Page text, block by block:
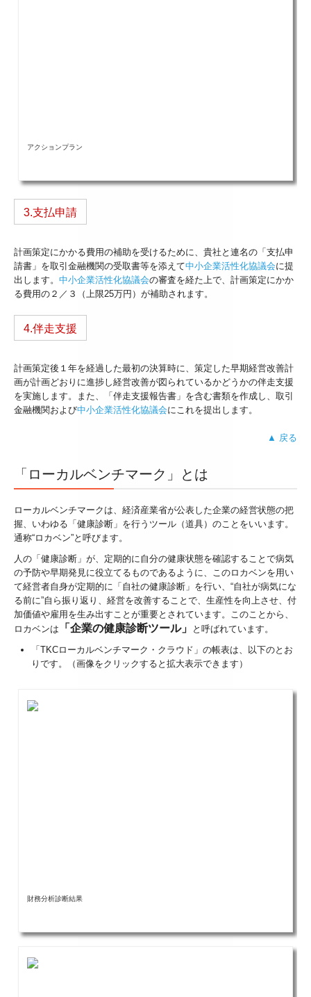
アクションプラン
3.支払申請
計画策定にかかる費用の補助を受けるために、貴社と連名の「支払申
請書」を取引金融機関の受取書等を添えて中小企業活性化協議会に提
出します。 中小企業活性化協議会の審査を経た上で、計画策定にかか
る費用の２／３（上限25万円）が補助されます。
4.伴走支援
計画策定後１年を経過した最初の決算時に、策定した早期経営改善計
画が計画どおりに進捗し経営改善が図られているかどうかの伴走支援
を実施します。また、「伴走支援報告書」を含む書類を作成し、取引
金融機関および中小企業活性化協議会にこれを提出します。
▲ 戻る
「ローカルベンチマーク」とは
ローカルベンチマークは、経済産業省が公表した企業の経営状態の把
握、いわゆる「健康診断」を行うツール（道具）のことをいいます。
通称“ロカベン”と呼びます。
人の「健康診断」が、定期的に自分の健康状態を確認することで病気
の予防や早期発見に役立てるものであるように、このロカベンを用い
て経営者自身が定期的に「自社の健康診断」を行い、“自社が病気にな
る前に”自ら振り返り、経営を改善することで、生産性を向上させ、付
加価値や雇用を生み出すことが重要とされています。このことから、
ロカベンは
「企業の健康診断ツール」
と呼ばれています。
「TKCローカルベンチマーク・クラウド」の帳表は、以下のとお
りです。（画像をクリックすると拡大表示できます）
財務分析診断結果